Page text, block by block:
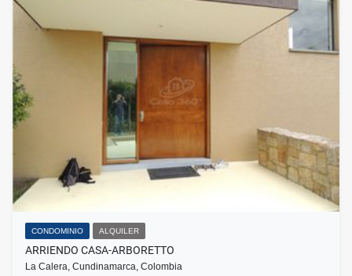
CONDOMINIO ALQUILER
ARRIENDO CASA-ARBORETTO
La Calera, Cundinamarca, Colombia